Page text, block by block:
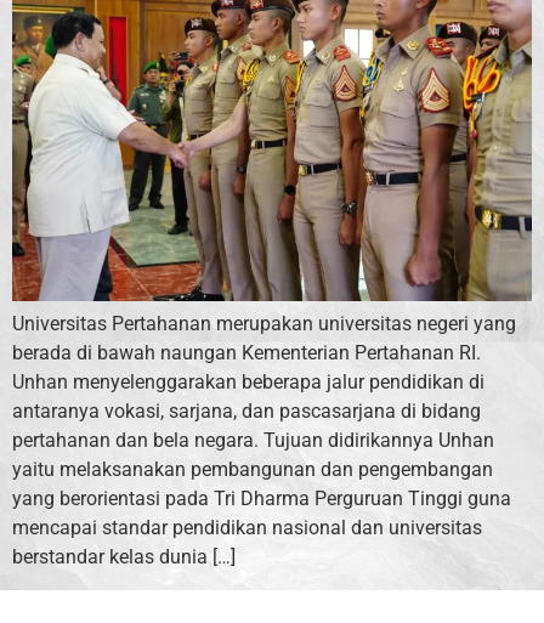
Universitas Pertahanan merupakan universitas negeri yang
berada di bawah naungan Kementerian Pertahanan RI.
Unhan menyelenggarakan beberapa jalur pendidikan di
antaranya vokasi, sarjana, dan pascasarjana di bidang
pertahanan dan bela negara. Tujuan didirikannya Unhan
yaitu melaksanakan pembangunan dan pengembangan
yang berorientasi pada Tri Dharma Perguruan Tinggi guna
mencapai standar pendidikan nasional dan universitas
berstandar kelas dunia […]